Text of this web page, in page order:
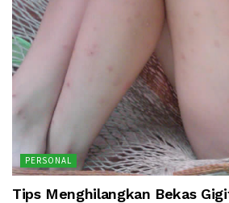
PERSONAL
Tips Menghilangkan Bekas